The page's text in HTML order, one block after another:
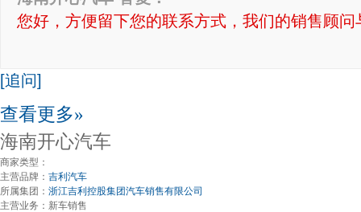
您好，方便留下您的联系方式，我们的销售顾问
[追问]
查看更多»
海南开心汽车
商家类型：
主营品牌： 吉利汽车
所属集团： 浙江吉利控股集团汽车销售有限公司
主营业务： 新车销售